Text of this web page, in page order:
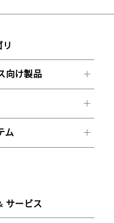
向け製品
ム
サービス